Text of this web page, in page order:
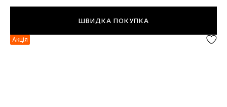
ШВИДКА ПОКУПКА
Акція